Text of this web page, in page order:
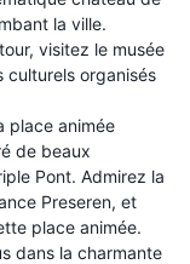
la ville.
visitez le musée
organisés
place animée
de beaux
Pont. Admirez la
Preseren, et
place animée.
dans la charmante